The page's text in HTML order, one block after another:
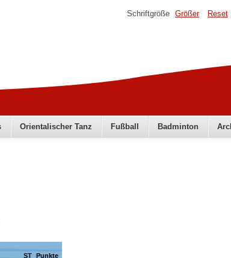
Orientalischer Tanz Fußball Badminton
Schriftgröße Größer Reset